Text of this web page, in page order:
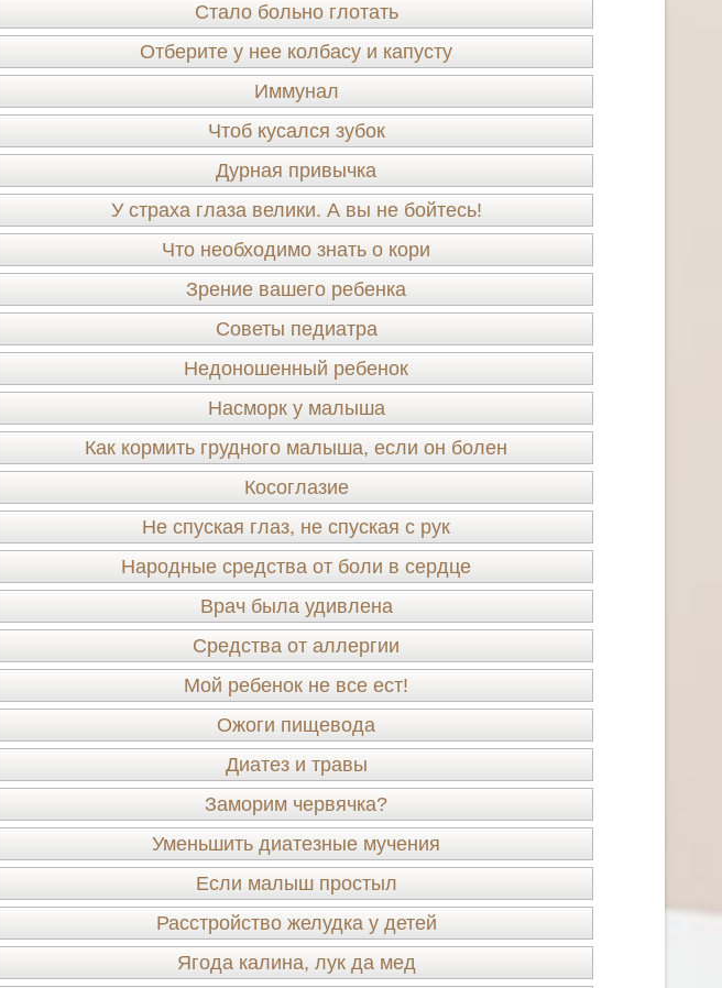
Стало больно глотать
Отберите у нее колбасу и капусту
Иммунал
Чтоб кусался зубок
Дурная привычка
У страха глаза велики. А вы не бойтесь!
Что необходимо знать о кори
Зрение вашего ребенка
Советы педиатра
Недоношенный ребенок
Насморк у малыша
Как кормить грудного малыша, если он болен
Косоглазие
Не спуская глаз, не спуская с рук
Народные средства от боли в сердце
Врач была удивлена
Средства от аллергии
Мой ребенок не все ест!
Ожоги пищевода
Диатез и травы
Заморим червячка?
Уменьшить диатезные мучения
Если малыш простыл
Расстройство желудка у детей
Ягода калина, лук да мед